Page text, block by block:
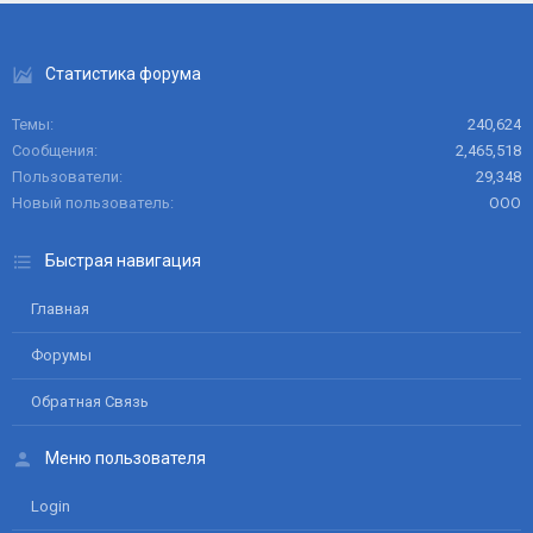
Статистика форума
Темы
240,624
Сообщения
2,465,518
Пользователи
29,348
Новый пользователь
ООО
Быстрая навигация
Главная
Форумы
Обратная Связь
Меню пользователя
Login